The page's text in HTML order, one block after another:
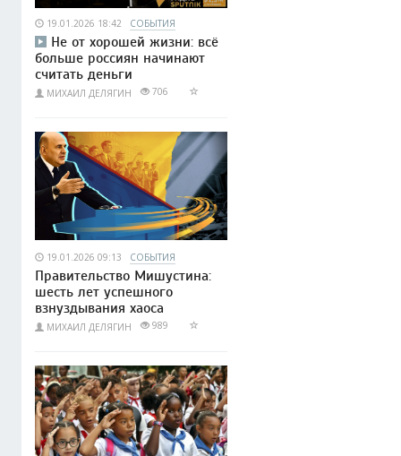
19.01.2026 18:42 СОБЫТИЯ
Не от хорошей жизни: всё
больше россиян начинают
считать деньги
МИХАИЛ ДЕЛЯГИН 706
19.01.2026 09:13 СОБЫТИЯ
Правительство Мишустина:
шесть лет успешного
взнуздывания хаоса
МИХАИЛ ДЕЛЯГИН 989